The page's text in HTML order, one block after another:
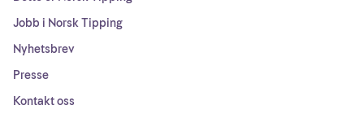
Jobb i Norsk Tipping
Nyhetsbrev
Presse
Kontakt oss